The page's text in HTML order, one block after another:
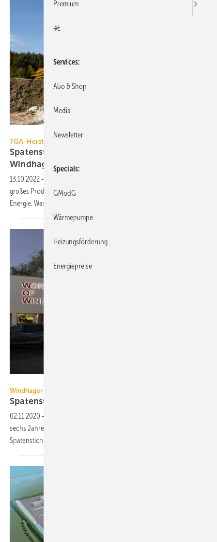
TGA-Hersteller
Spatenstich für neue
Windhager-Produktionsstätte
13.10.2022 -
großes Produktions- und Entwicklungszentrum für nachhaltige
Energie. Was dort geplant
Windhager
Spatenstich für die World of
02.11.2020 -
sechs Jahre nach Eröffnung der Heiz-Erlebniswelt erfolgte der
Spatenstich für die World of
Premium
+E
Services
Abo & Shop
Media
Newsletter
Specials
GModG
Wärmepumpe
Heizungsförderung
Energiepreise